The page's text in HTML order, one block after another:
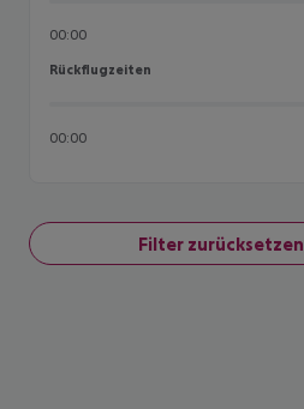
00:00
Rückflugzeiten
Rückflugzeiten
00:00
Filter zurücksetzen